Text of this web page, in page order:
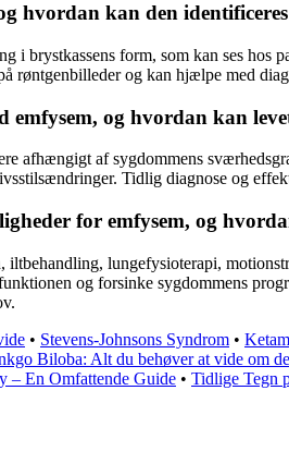
hvordan kan den
i brystkassens form, som kan ses hos
røntgenbilleder og kan hjælpe med
emfysem, og hvordan kan
afhængigt af sygdommens
Tidlig diagnose og
for emfysem, og
iltbehandling, lungefysioterapi,
og forsinke sygdommens
• Stevens-Johnsons Syndrom •
Biloba: Alt du behøver at vide om
– En Omfattende Guide • Tidlige Tegn